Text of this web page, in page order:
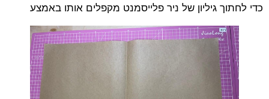
כדי לחתוך גיליון של ניר פלייסמנט מקפלים אותו באמצע